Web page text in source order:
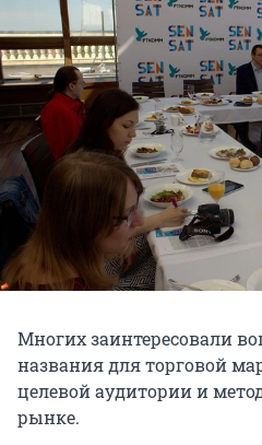
Многих заинтересовали
названия для торговой
целевой аудитории и
рынке.